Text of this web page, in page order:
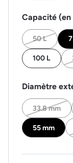
Capacité (en
50 L
100 L
Diamètre
33.8 mm
55 mm